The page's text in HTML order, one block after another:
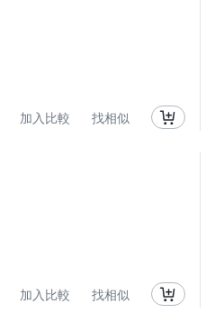
加入比較 找相似
加入比較 找相似